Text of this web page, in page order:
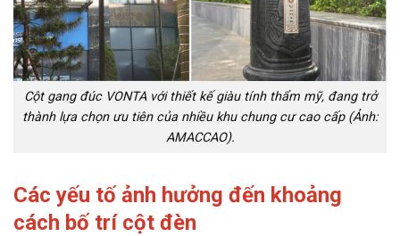
Cột gang đúc VONTA với thiết kế giàu tính thẩm mỹ, đang trở
thành lựa chọn ưu tiên của nhiều khu chung cư cao cấp (Ảnh:
AMACCAO).
Các yếu tố ảnh hưởng đến khoảng
cách bố trí cột đèn